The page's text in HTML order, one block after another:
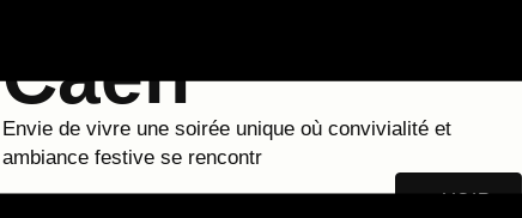
Caen
Envie de vivre une soirée unique où convivialité et
ambiance festive se rencontr
VOIR